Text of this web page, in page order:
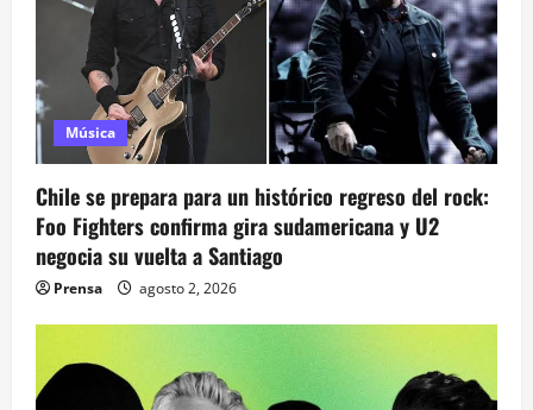
d
e
e
n
t
r
a
Música
Chile se prepara para un histórico regreso del rock:
Foo Fighters confirma gira sudamericana y U2
negocia su vuelta a Santiago
Prensa agosto 2, 2026